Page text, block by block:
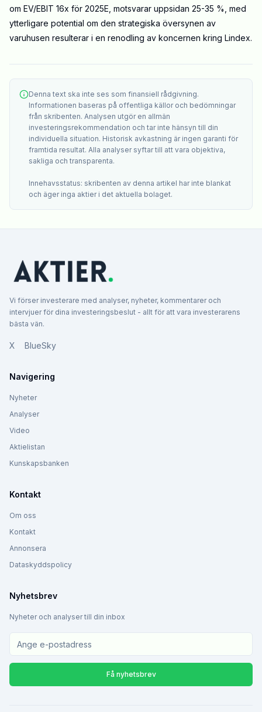
om EV/EBIT 16x för 2025E, motsvarar uppsidan 25-35 %, med
ytterligare potential om den strategiska översynen av
varuhusen resulterar i en renodling av koncernen kring Lindex.
Denna text ska inte ses som finansiell rådgivning.
Informationen baseras på offentliga källor och bedömningar
från skribenten. Analysen utgör en allmän
investeringsrekommendation och tar inte hänsyn till din
individuella situation. Historisk avkastning är ingen garanti för
framtida resultat. Alla analyser syftar till att vara objektiva,
sakliga och transparenta.
Innehavsstatus: skribenten av denna artikel har inte blankat
och äger inga aktier i det aktuella bolaget.
Vi förser investerare med analyser, nyheter, kommentarer och
intervjuer för dina investeringsbeslut - allt för att vara investerarens
bästa vän.
X BlueSky
Navigering
Nyheter
Analyser
Video
Aktielistan
Kunskapsbanken
Kontakt
Om oss
Kontakt
Annonsera
Dataskyddspolicy
Nyhetsbrev
Nyheter och analyser till din inbox
Få nyhetsbrev